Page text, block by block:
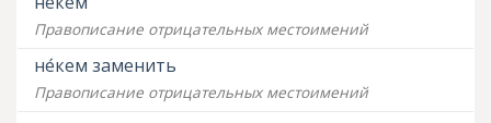
Правописание отрицательных местоимений
не́кем заменить
Правописание отрицательных местоимений